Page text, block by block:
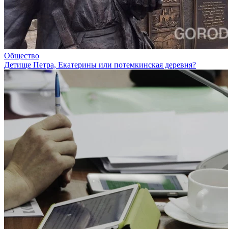
Общество
Детище Петра, Екатерины или потемкинская деревня?